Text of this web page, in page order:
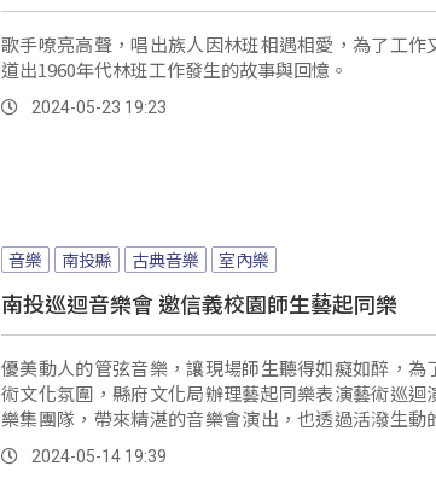
歌手嘹亮高聲，唱出族人因林班相遇相愛，為了工作
道出1960年代林班工作發生的故事與回憶。
2024-05-23 19:23
音樂 南投縣 古典音樂 室內樂
南投巡迴音樂會 邀信義校園師生藝起同樂
優美動人的管弦音樂，讓現場師生聽得如癡如醉，為
術文化氛圍，縣府文化局辦理藝起同樂表演藝術巡迴
樂集團隊，帶來精湛的音樂會演出，也透過活潑生動
人認識古典音樂。
2024-05-14 19:39